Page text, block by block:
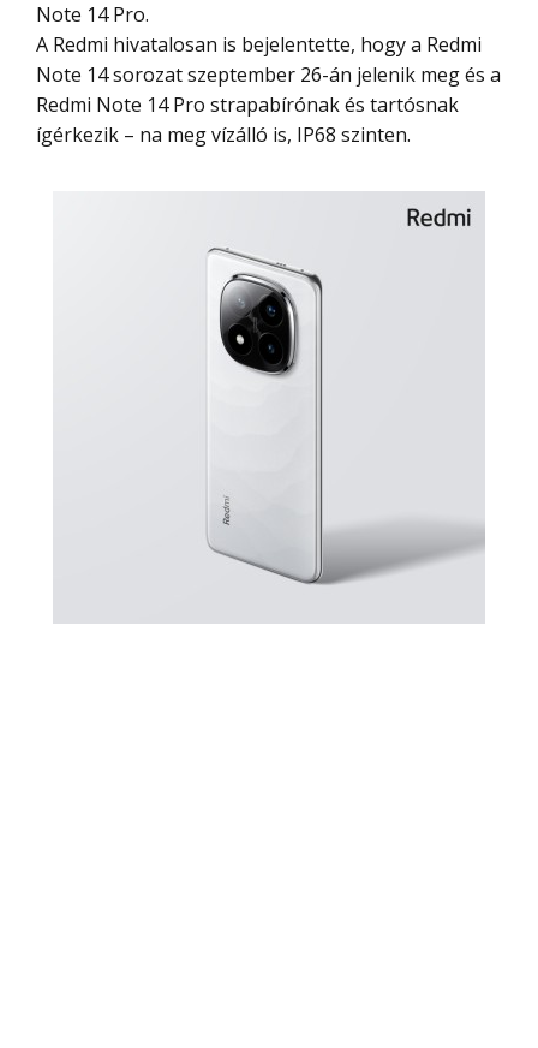
Note 14 Pro.
A Redmi hivatalosan is bejelentette, hogy a Redmi
Note 14 sorozat szeptember 26-án jelenik meg és a
Redmi Note 14 Pro strapabírónak és tartósnak
ígérkezik – na meg vízálló is, IP68 szinten.